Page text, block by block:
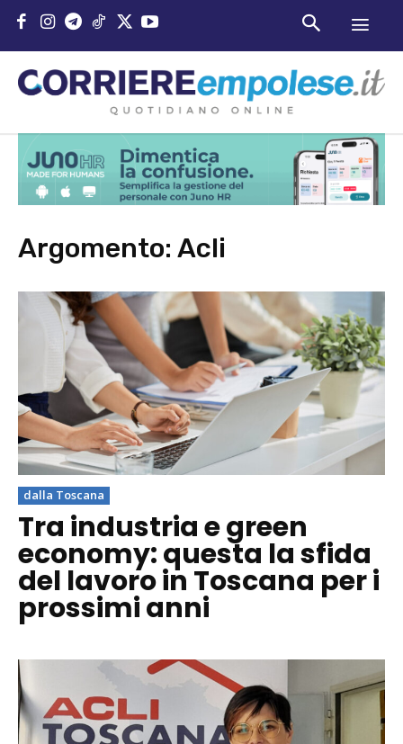
Argomento: Acli
dalla Toscana
Tra industria e green
economy: questa la sfida
del lavoro in Toscana per i
prossimi anni